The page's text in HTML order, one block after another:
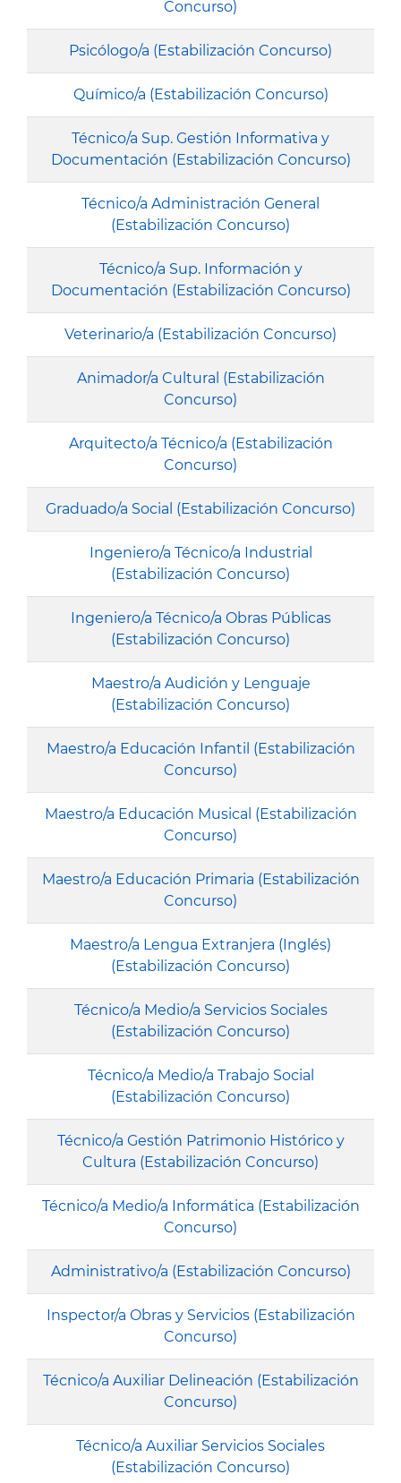
Concurso)
Psicólogo/a (Estabilización Concurso)
Químico/a (Estabilización Concurso)
Técnico/a Sup. Gestión Informativa y
Documentación (Estabilización Concurso)
Técnico/a Administración General
(Estabilización Concurso)
Técnico/a Sup. Información y
Documentación (Estabilización Concurso)
Veterinario/a (Estabilización Concurso)
Animador/a Cultural (Estabilización
Concurso)
Arquitecto/a Técnico/a (Estabilización
Concurso)
Graduado/a Social (Estabilización Concurso)
Ingeniero/a Técnico/a Industrial
(Estabilización Concurso)
Ingeniero/a Técnico/a Obras Públicas
(Estabilización Concurso)
Maestro/a Audición y Lenguaje
(Estabilización Concurso)
Maestro/a Educación Infantil (Estabilización
Concurso)
Maestro/a Educación Musical (Estabilización
Concurso)
Maestro/a Educación Primaria (Estabilización
Concurso)
Maestro/a Lengua Extranjera (Inglés)
(Estabilización Concurso)
Técnico/a Medio/a Servicios Sociales
(Estabilización Concurso)
Técnico/a Medio/a Trabajo Social
(Estabilización Concurso)
Técnico/a Gestión Patrimonio Histórico y
Cultura (Estabilización Concurso)
Técnico/a Medio/a Informática (Estabilización
Concurso)
Administrativo/a (Estabilización Concurso)
Inspector/a Obras y Servicios (Estabilización
Concurso)
Técnico/a Auxiliar Delineación (Estabilización
Concurso)
Técnico/a Auxiliar Servicios Sociales
(Estabilización Concurso)